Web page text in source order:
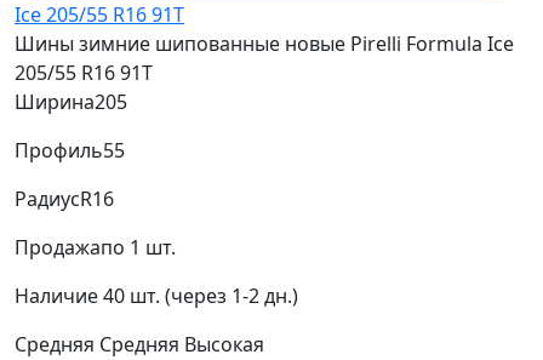
Шины зимние шипованные новые Pirelli Formula Ice
205/55 R16 91T
Ширина205
Профиль55
РадиусR16
Продажапо 1 шт.
Наличие40 шт. (через 1-2 дн.)
Средняя Средняя Высокая